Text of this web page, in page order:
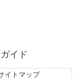
イド
イトマップ